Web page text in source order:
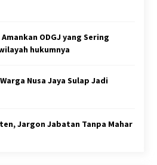
ODGJ yang Sering
hukumnya
Nusa Jaya Sulap Jadi
Jargon Jabatan Tanpa Mahar